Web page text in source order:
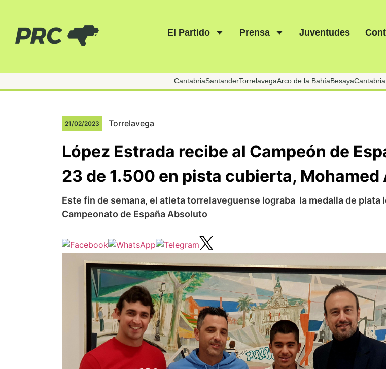
El Partido Prensa Juventudes
CantabriaSantanderTorrelavegaArco de la BahíaBesaya
21/02/2023 Torrelavega
López Estrada recibe al Campeón de
23 de 1.500 en pista cubierta, Mohamed
Este fin de semana, el atleta torrelaveguense lograba la medalla de plata
Campeonato de España Absoluto